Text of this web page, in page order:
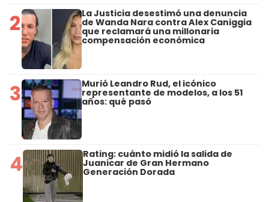
2 La Justicia desestimó una denuncia
de Wanda Nara contra Alex Caniggia
que reclamará una millonaria
compensación económica
3 Murió Leandro Rud, el icónico
representante de modelos, a los 51
años: qué pasó
4 Rating: cuánto midió la salida de
Juanicar de Gran Hermano
Generación Dorada